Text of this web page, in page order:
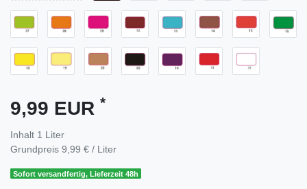
9,99 EUR *
Inhalt 1 Liter
Grundpreis 9,99 € / Liter
Sofort versandfertig, Lieferzeit 48h